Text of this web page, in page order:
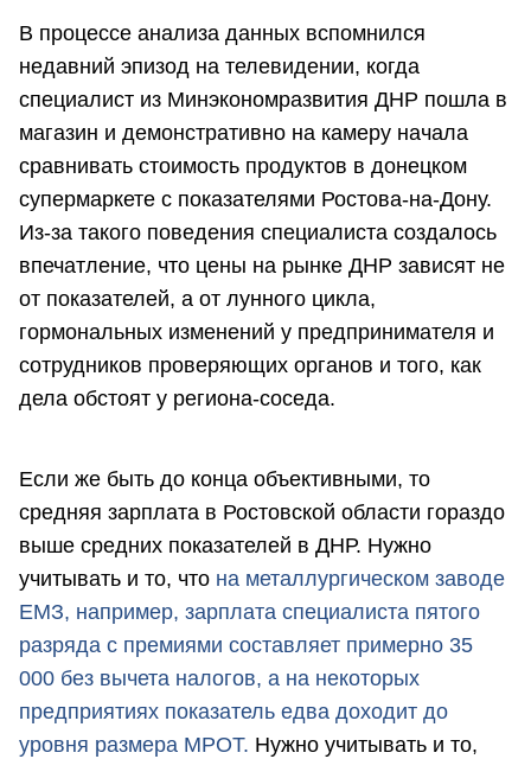
В процессе анализа данных вспомнился
недавний эпизод на телевидении, когда
специалист из Минэкономразвития ДНР пошла в
магазин и демонстративно на камеру начала
сравнивать стоимость продуктов в донецком
супермаркете с показателями Ростова-на-Дону.
Из-за такого поведения специалиста создалось
впечатление, что цены на рынке ДНР зависят не
от показателей, а от лунного цикла,
гормональных изменений у предпринимателя и
сотрудников проверяющих органов и того, как
дела обстоят у региона-соседа.
Если же быть до конца объективными, то
средняя зарплата в Ростовской области гораздо
выше средних показателей в ДНР. Нужно
учитывать и то, что на металлургическом заводе
ЕМЗ, например, зарплата специалиста пятого
разряда с премиями составляет примерно 35
000 без вычета налогов, а на некоторых
предприятиях показатель едва доходит до
уровня размера МРОТ. Нужно учитывать и то,